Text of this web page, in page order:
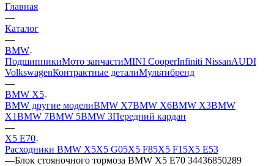
Главная
—
Каталог
—
BMW
ПодшипникиМото запчастиMINI CooperInfiniti NissanAUDI
VolkswagenКонтрактные деталиМультибренд
—
BMW X5
BMW другие моделиBMW X7BMW X6BMW X3BMW
X1BMW 7BMW 5BMW 3Передний кардан
—
X5 E70
Расходники BMW X5X5 G05X5 F85X5 F15X5 E53
—Блок стояночного тормоза BMW X5 E70 34436850289